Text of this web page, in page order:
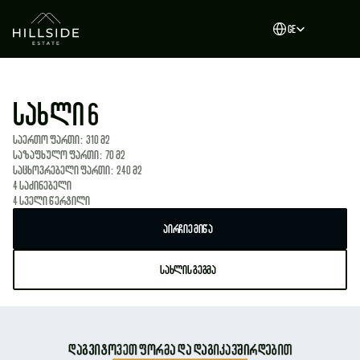
სახლი 6
საერთო ფართი:  310 მ2
საზაფხულო ფართი:  70 მ2
საცხოვრებელი ფართი:  240 მ2
4 საძინებელი
4 სველი წერტილი
აირჩიე მიწა
სახლის გეგმა
დაგვიტოვეთ ფორმა და დაგიკავშირდებით
GE